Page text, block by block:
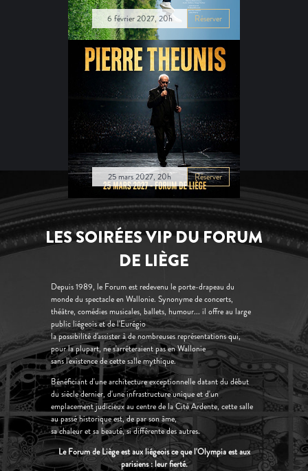
LES SOIRÉES VIP DU FORUM
DE LIÈGE
Depuis 1989, le Forum est redevenu le porte-drapeau du
monde du spectacle en Wallonie. Synonyme de concerts,
théâtre, comédies musicales, ballets, humour... il offre au large
public liégeois et de l'Eurégio
la possibilité d'assister à de nombreuses représentations qui,
pour la plupart, ne s'arrêteraient pas en Wallonie
sans l'existence de cette salle mythique.
Bénéficiant d'une architecture exceptionnelle datant du début
du siècle dernier, d'une infrastructure unique et d'un
emplacement judicieux au centre de la Cité Ardente, cette salle
au passé historique est, de par son âme,
sa chaleur et sa beauté, si différente des autres.
Le Forum de Liège est aux liégeois ce que l'Olympia est aux
parisiens : leur fierté.
6 février 2027, 20h Réserver
25 mars 2027, 20h Réserver